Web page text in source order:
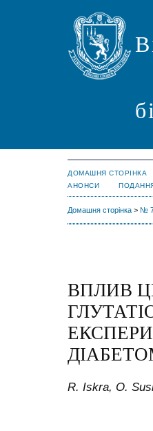
ДОМАШНЯ СТОРІНКА
АНОНСИ
Домашня сторінка > №
ВПЛИВ
R. Iskra, O.